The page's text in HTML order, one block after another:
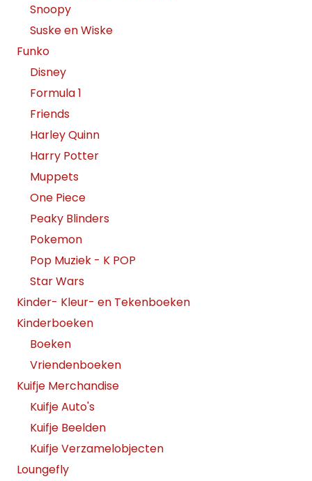
Snoopy
Suske en Wiske
Funko
Disney
Formula 1
Friends
Harley Quinn
Harry Potter
Muppets
One Piece
Peaky Blinders
Pokemon
Pop Muziek - K POP
Star Wars
Kinder- Kleur- en Tekenboeken
Kinderboeken
Boeken
Vriendenboeken
Kuifje Merchandise
Kuifje Auto's
Kuifje Beelden
Kuifje Verzamelobjecten
Loungefly